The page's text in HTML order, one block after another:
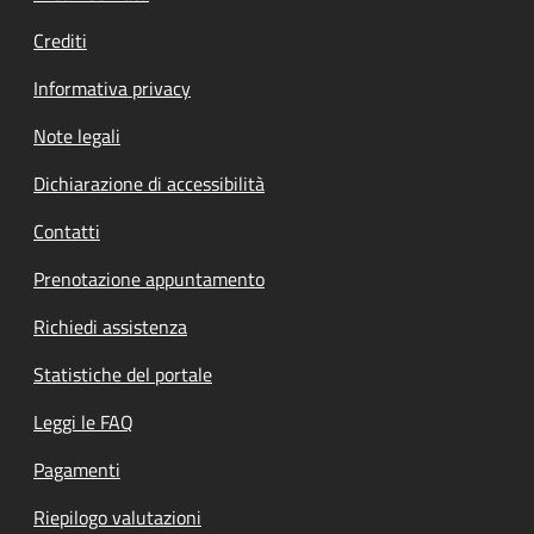
Crediti
Informativa privacy
Note legali
Dichiarazione di accessibilità
Contatti
Prenotazione appuntamento
Richiedi assistenza
Statistiche del portale
Leggi le FAQ
Pagamenti
Riepilogo valutazioni